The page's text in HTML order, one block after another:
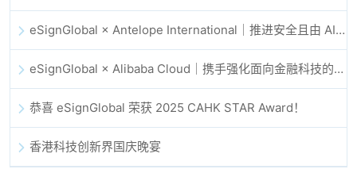
eSignGlobal × Antelope International｜推进安全且由 AI 驱动的数字化工作流
eSignGlobal × Alibaba Cloud｜携手强化面向金融科技的全球数字信任
恭喜 eSignGlobal 荣获 2025 CAHK STAR Award！
香港科技创新界国庆晚宴